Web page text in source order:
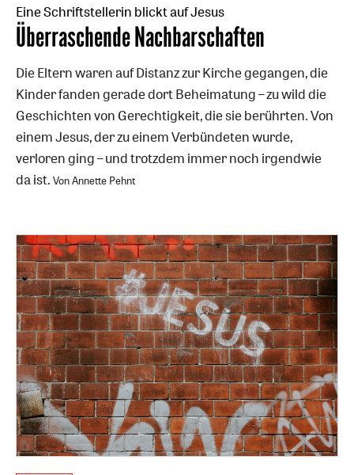
Eine Schriftstellerin blickt auf Jesus
:
Überraschende Nachbarschaften
Die Eltern waren auf Distanz zur Kirche gegangen, die
Kinder fanden gerade dort Beheimatung – zu wild die
Geschichten von Gerechtigkeit, die sie berührten. Von
einem Jesus, der zu einem Verbündeten wurde,
verloren ging – und trotzdem immer noch irgendwie
da ist. Von Annette Pehnt